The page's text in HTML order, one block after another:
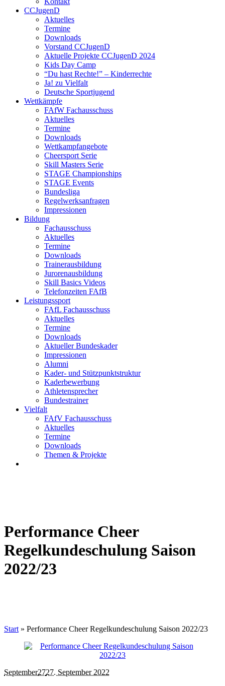
CCJugenD
Aktuelles
Termine
Downloads
Vorstand CCJugenD
Aktuelle Projekte CCJugenD 2024
Kids Day Camp
“Du hast Rechte!” – Kinderrechte
Ja! zu Vielfalt
Deutsche Sportjugend
Wettkämpfe
FAfW Fachausschuss
Aktuelles
Termine
Downloads
Wettkampfangebote
Cheersport Serie
Skill Masters Serie
STAGE Championships
STAGE Events
Bundesliga
Regelwerksanfragen
Impressionen
Bildung
Fachausschuss
Aktuelles
Termine
Downloads
Trainerausbildung
Jurorenausbildung
Skill Basics Videos
Telefonzeiten FAfB
Leistungssport
FAfL Fachausschuss
Aktuelles
Termine
Downloads
Aktueller Bundeskader
Impressionen
Alumni
Kader- und Stützpunktstruktur
Kaderbewerbung
Athletensprecher
Bundestrainer
Vielfalt
FAfV Fachausschuss
Aktuelles
Termine
Downloads
Themen & Projekte
Performance Cheer
Regelkundeschulung Saison
2022/23
Start » Performance Cheer Regelkundeschulung Saison 2022/23
September2727. September 2022